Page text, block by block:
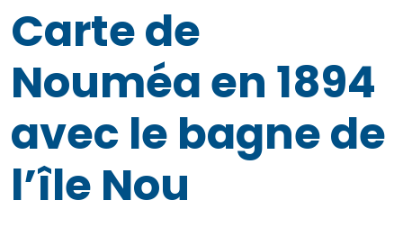
Carte de
Nouméa en 1894
avec le bagne de
l’île Nou